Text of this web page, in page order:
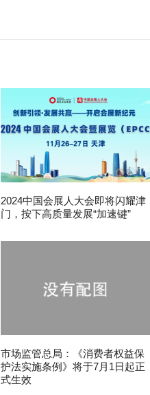
2024中国会展人大会即将闪耀津
门，按下高质量发展“加速键”
市场监管总局：《消费者权益保
护法实施条例》将于7月1日起正
式生效